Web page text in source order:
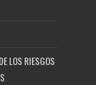
LOS RIESGOS